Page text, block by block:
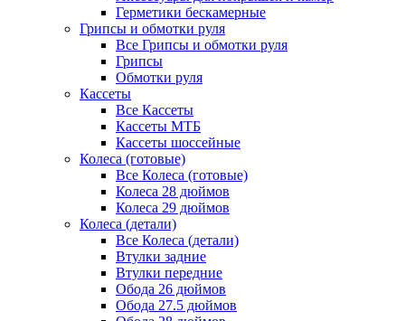
Герметики бескамерные
Грипсы и обмотки руля
Все Грипсы и обмотки руля
Грипсы
Обмотки руля
Кассеты
Все Кассеты
Кассеты МТБ
Кассеты шоссейные
Колеса (готовые)
Все Колеса (готовые)
Колеса 28 дюймов
Колеса 29 дюймов
Колеса (детали)
Все Колеса (детали)
Втулки задние
Втулки передние
Обода 26 дюймов
Обода 27.5 дюймов